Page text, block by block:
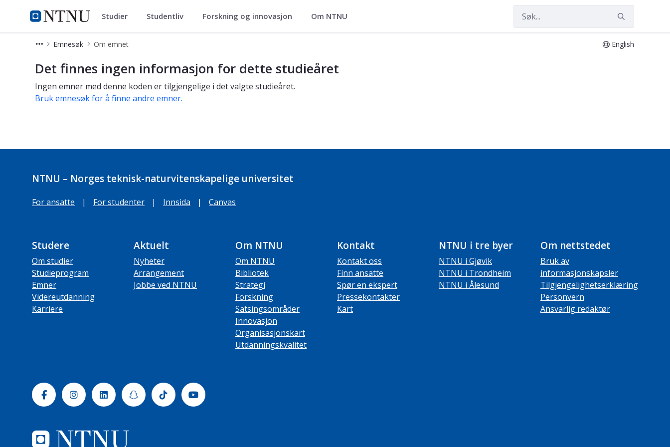
NTNU Hjemmeside
Studier Studier Studentliv Forskning og innovasjon Om NTNU
Emnesøk Om emnet English
Om emnetDet finnes ingen informasjon for dette studieåret
Ingen emner med denne koden er tilgjengelige i det valgte studieåret.
Bruk emnesøk for å finne andre emner.
NTNU – Norges teknisk-naturvitenskapelige universitet
For ansatte | For studenter | Innsida | Canvas
Studere
Om studier
Studieprogram
Emner
Videreutdanning
Karriere
Aktuelt
Nyheter
Arrangement
Jobbe ved NTNU
Om NTNU
Om NTNU
Bibliotek
Strategi
Forskning
Satsingsområder
Innovasjon
Organisasjonskart
Utdanningskvalitet
Kontakt
Kontakt oss
Finn ansatte
Spør en ekspert
Pressekontakter
Kart
NTNU i tre byer
NTNU i Gjøvik
NTNU i Trondheim
NTNU i Ålesund
Om nettstedet
Bruk av
informasjonskapsler
Tilgjengelighetserklæring
Personvern
Ansvarlig redaktør
FacebookInstagramLinkedinSnapchatTiktok Youtube